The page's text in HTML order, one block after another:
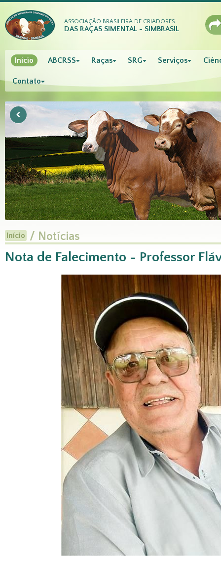
ASSOCIAÇÃO BRASILEIRA DE CRIADORES
DAS RAÇAS SIMENTAL - SIMBRASIL
Início ABCRSS Raças SRG Serviços
Contato
Início / Notícias
Nota de Falecimento - Professor